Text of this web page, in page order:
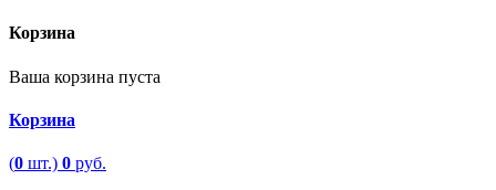
Корзина
Ваша корзина пуста
Корзина
(0 шт.) 0 руб.